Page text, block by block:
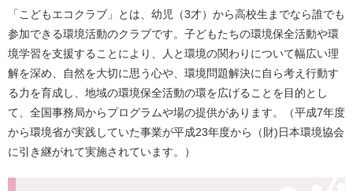
「こどもエコクラブ」とは、幼児（3才）から高校生までなら誰でも
参加できる環境活動のクラブです。子どもたちの環境保全活動や環
境学習を支援することにより、人と環境の関わりについて幅広い理
解を深め、自然を大切に思う心や、環境問題解決に自ら考え行動す
る力を育成し、地域の環境保全活動の環を広げることを目的とし
て、全国事務局からプログラムや場の提供があります。（平成7年度
から環境省が実践していた事業が平成23年度から（財)日本環境協会
に引き継がれて実施されています。）